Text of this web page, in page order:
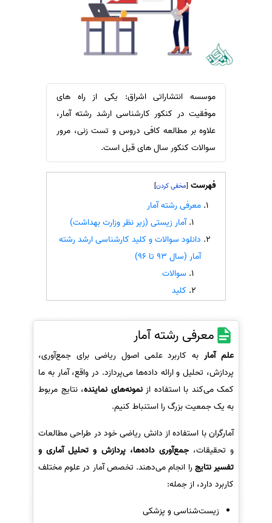
ترجمه عربی به فارسی
مشاهده همه زبان ها
سفارش ویرایش
سفارش پارافریز
سفارش فرمت‌بندی
سفارش معرفی مجله
سفارش معرفی مقاله
سفارش معرفی کتاب
سفارش چکیده مبسوط
سفارش ترجمه مولتی‌مدیا
سفارش گویندگی
سفارش تولید محتوا
سفارش ترجمه همزمان
سفارش چکیده گرافیکی
سفارش تهیه کاورلتر
سفارش انگیزه‌نامه‌SOP
موسسه انتشاراتی اشراق: یکی از راه های
موفقیت در کنکور کارشناسی ارشد رشته آمار،
علاوه بر مطالعه کافی دروس و تست زنی، مرور
سوالات کنکور سال های قبل است.
فهرست [
]
معرفی رشته آمار
آمار زیستی (زیر نظر وزارت بهداشت)
دانلود سوالات و کلید کارشناسی ارشد رشته
آمار (سال 93 تا 96)
سوالات
کلید
معرفی رشته آمار
علم آماربه کاربرد علمی اصول ریاضی برای جمع‌آوری،
پردازش، تحلیل و ارائه داده‌ها می‌پردازد. در واقع، آمار به ما
کمک می‌کند با استفاده ازنمونه‌های نماینده، نتایج مربوط
به یک جمعیت بزرگ را استنباط کنیم.
آمارگران با استفاده از دانش ریاضی خود در طراحی مطالعات
و تحقیقات،جمع‌آوری داده‌ها، پردازش و تحلیل آماری و
تفسیر نتایجرا انجام می‌دهند. تخصص آمار در علوم مختلف
کاربرد دارد، از جمله:
زیست‌شناسی و پزشکی